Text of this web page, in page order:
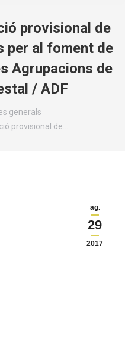
provisional de
per al foment de
Agrupacions de
/ ADF
generals
provisional de…
ag.
29
2017